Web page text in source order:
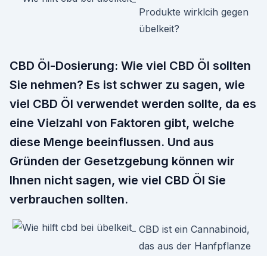
Produkte wirklcih gegen
übelkeit?
CBD Öl-Dosierung: Wie viel CBD Öl sollten
Sie nehmen? Es ist schwer zu sagen, wie
viel CBD Öl verwendet werden sollte, da es
eine Vielzahl von Faktoren gibt, welche
diese Menge beeinflussen. Und aus
Gründen der Gesetzgebung können wir
Ihnen nicht sagen, wie viel CBD Öl Sie
verbrauchen sollten.
CBD ist ein Cannabinoid,
das aus der Hanfpflanze